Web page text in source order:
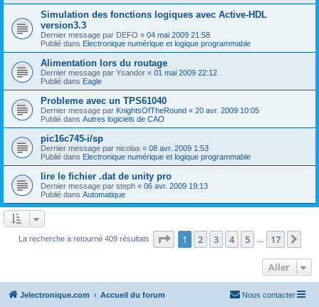
Simulation des fonctions logiques avec Active-HDL
version3.3
Dernier message par DEFO « 04 mai 2009 21:58
Publié dans Electronique numérique et logique programmable
Alimentation lors du routage
Dernier message par Ysandor « 01 mai 2009 22:12
Publié dans Eagle
Probleme avec un TPS61040
Dernier message par KnightsOfTheRound « 20 avr. 2009 10:05
Publié dans Autres logiciels de CAO
pic16c745-i/sp
Dernier message par nicolas « 08 avr. 2009 1:53
Publié dans Electronique numérique et logique programmable
lire le fichier .dat de unity pro
Dernier message par steph « 06 avr. 2009 19:13
Publié dans Automatique
La recherche a retourné 409 résultats Page 1sur17
1 2 3 4 5 17
Aller
Jelectronique.com Accueil du forum Nous contacter